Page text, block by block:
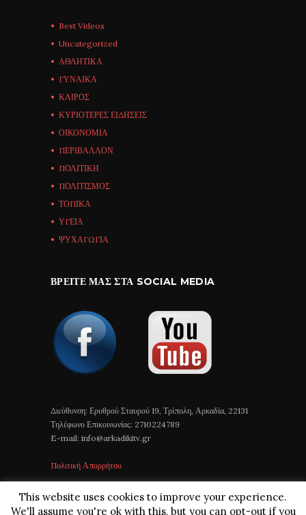
Best Videos
Uncategorized
ΑΘΛΗΤΙΚΑ
ΓΥΝΑΙΚΑ
ΚΑΙΡΟΣ
ΚΥΡΙΟΤΕΡΕΣ ΕΙΔΗΣΕΙΣ
ΟΙΚΟΝΟΜΙΑ
ΠΕΡΙΒΑΛΛΟΝ
ΠΟΛΙΤΙΚΗ
ΠΟΛΙΤΙΣΜΟΣ
ΤΟΠΙΚΑ
ΥΓΕΙΑ
ΨΥΧΑΓΩΓΙΑ
ΒΡΕΊΤΕ ΜΑΣ ΣΤΑ SOCIAL MEDIA
Διεύθυνση: Ερυθρού Σταυρού 19, Τρίπολη, Αρκαδία, 22131
Τηλέφωνο Επικοινωνίας: 2710224789
E-mail: info@arkadikitv.gr
Πολιτική Απορρήτου
This website uses cookies to improve your experience.
We'll assume you're ok with this, but you can opt-out if you